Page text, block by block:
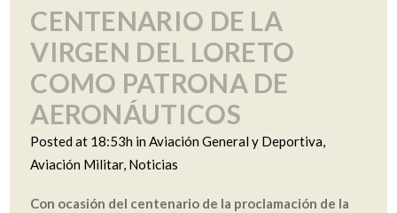
CENTENARIO DE LA
VIRGEN DEL LORETO
COMO PATRONA DE
AERONÁUTICOS
Posted at 18:53h inAviación General y Deportiva,
Aviación Militar, Noticias
Con ocasión del centenario de la proclamación de la